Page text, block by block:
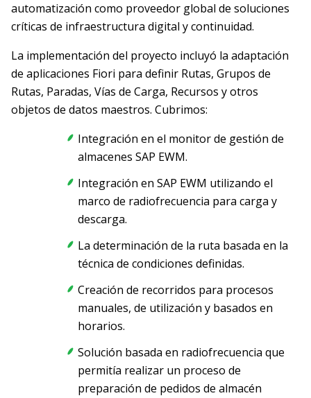
automatización como proveedor global de soluciones
críticas de infraestructura digital y continuidad.
La implementación del proyecto incluyó la adaptación
de aplicaciones Fiori para definir Rutas, Grupos de
Rutas, Paradas, Vías de Carga, Recursos y otros
objetos de datos maestros. Cubrimos:
Integración en el monitor de gestión de
almacenes SAP EWM.
Integración en SAP EWM utilizando el
marco de radiofrecuencia para carga y
descarga.
La determinación de la ruta basada en la
técnica de condiciones definidas.
Creación de recorridos para procesos
manuales, de utilización y basados en
horarios.
Solución basada en radiofrecuencia que
permitía realizar un proceso de
preparación de pedidos de almacén